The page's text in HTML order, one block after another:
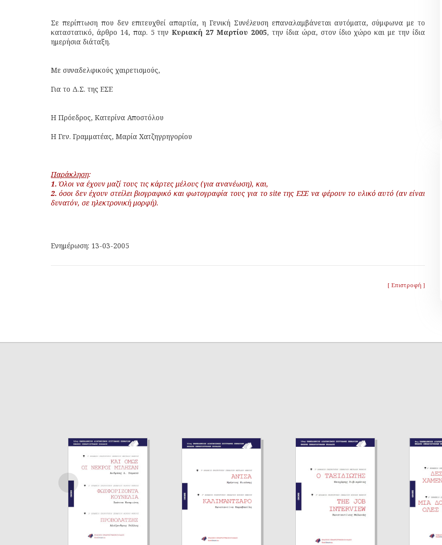
Σε περίπτωση που δεν επιτευχθεί απαρτία, η Γενική Συνέλευση επαναλαμβάνεται αυτόματα, σύμφωνα με το
καταστατικό, άρθρο 14, παρ. 5 τηνΚυριακή 27 Μαρτίου 2005, την ίδια ώρα, στον ίδιο χώρο και με την ίδια
ημερήσια διάταξη.
Με συναδελφικούς χαιρετισμούς,
Για το Δ.Σ. της ΕΣΕ
Η Πρόεδρος, Κατερίνα Αποστόλου
Η Γεν. Γραμματέας, Μαρία Χατζηγρηγορίου
Παράκληση:
1. Όλοι να έχουν μαζί τους τις κάρτες μέλους (για ανανέωση), και,
2. όσοι δεν έχουν στείλει βιογραφικό και φωτογραφία τους για το site της ΕΣΕ να φέρουν το υλικό αυτό (αν είναι
δυνατόν, σε ηλεκτρονική μορφή).
Ενημέρωση: 13-03-2005
[ Επιστροφή ]